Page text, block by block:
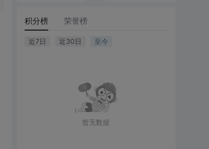
积分榜 荣誉榜
近7日 近30日 至今
暂无数据